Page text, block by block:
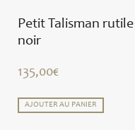
Petit Talisman rutile
noir
135,00€
AJOUTER AU PANIER